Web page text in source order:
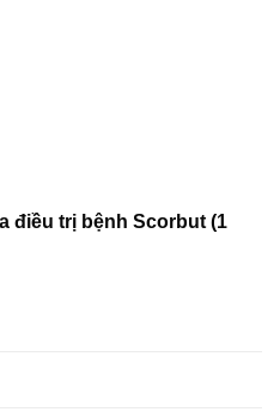
điều trị bệnh Scorbut (1